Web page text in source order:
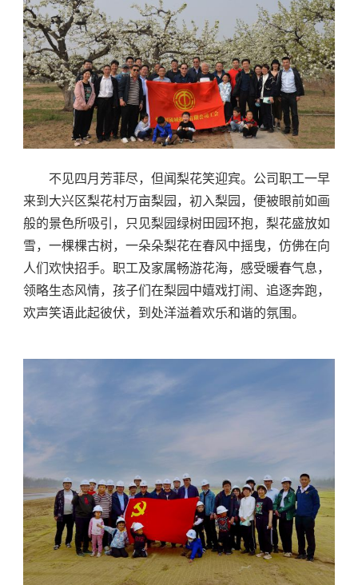
不见四月芳菲尽，但闻梨花笑迎宾。公司职工一早
来到大兴区梨花村万亩梨园，初入梨园，便被眼前如画
般的景色所吸引，只见梨园绿树田园环抱，梨花盛放如
雪，一棵棵古树，一朵朵梨花在春风中摇曳，仿佛在向
人们欢快招手。职工及家属畅游花海，感受暖春气息，
领略生态风情，孩子们在梨园中嬉戏打闹、追逐奔跑，
欢声笑语此起彼伏，到处洋溢着欢乐和谐的氛围。